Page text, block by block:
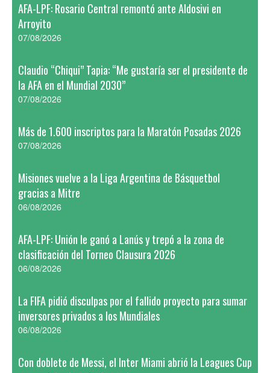
AFA-LPF: Rosario Central remontó ante Aldosivi en
Arroyito
07/08/2026
Claudio “Chiqui” Tapia: “Me gustaría ser el presidente de
la AFA en el Mundial 2030”
07/08/2026
Más de 1.600 inscriptos para la Maratón Posadas 2026
07/08/2026
Misiones vuelve a la Liga Argentina de Básquetbol
gracias a Mitre
06/08/2026
AFA-LPF: Unión le ganó a Lanús y trepó a la zona de
clasificación del Torneo Clausura 2026
06/08/2026
La FIFA pidió disculpas por el fallido proyecto para sumar
inversores privados a los Mundiales
06/08/2026
Con doblete de Messi, el Inter Miami abrió la Leagues Cup